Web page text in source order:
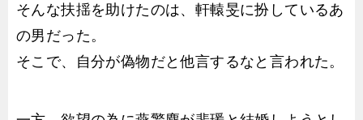
そんな扶揺を助けたのは、軒轅旻に扮しているあ
の男だった。
そこで、自分が偽物だと他言するなと言われた。